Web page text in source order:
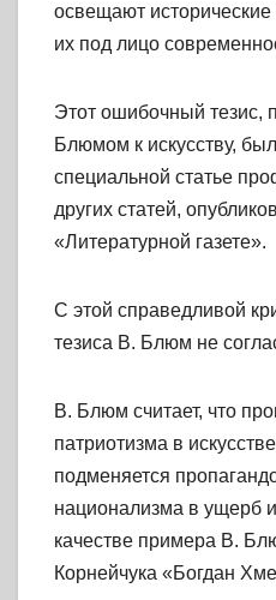
освещают
их под лицо
Этот ошибочный тезис,
Блюмом к искусству,
специальной статье
других статей,
«Литературной газете».
С этой справедливой
тезиса В. Блюм не
В. Блюм считает, что
патриотизма в
подменяется
национализма в ущерб
качестве примера В.
Корнейчука «Богдан